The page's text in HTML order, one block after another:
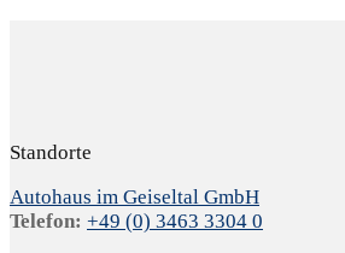
Standorte
Autohaus im Geiseltal GmbH
Telefon: +49 (0) 3463 3304 0